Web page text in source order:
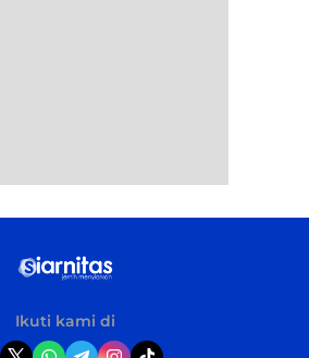
Ikuti kami di